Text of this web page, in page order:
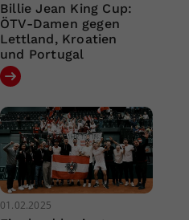
Billie Jean King Cup:
ÖTV-Damen gegen
Lettland, Kroatien
und Portugal
01.02.2025